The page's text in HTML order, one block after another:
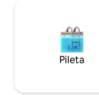
y vegetación,
tranquilidad en
Habitaciones: 3
industrial moderno,
King, caja fuerte y
Pileta